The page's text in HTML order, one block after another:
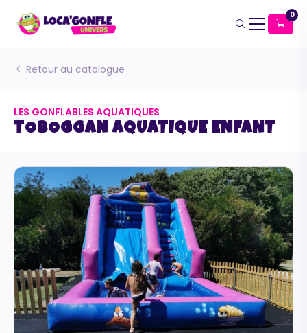
0
Retour au catalogue
LES GONFLABLES AQUATIQUES
TOBOGGAN AQUATIQUE ENFANT